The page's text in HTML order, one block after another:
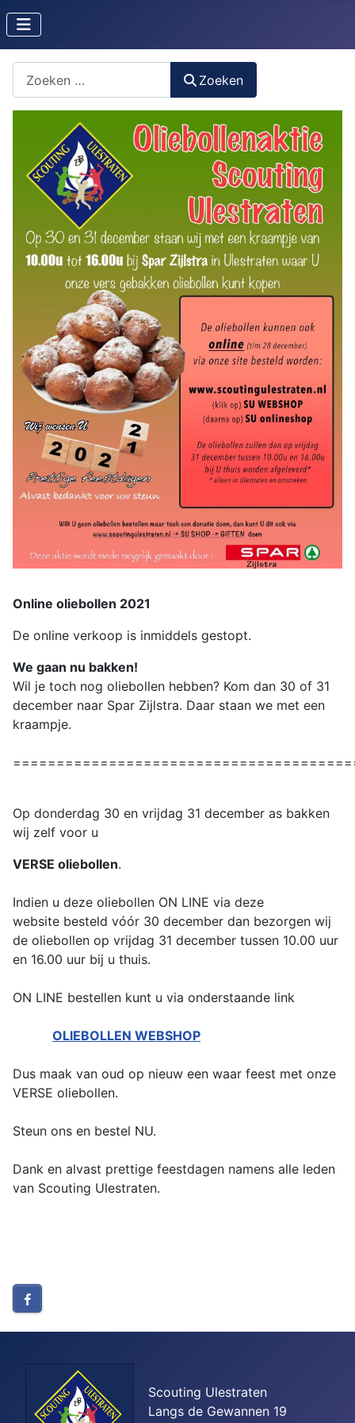
Zoeken
Online oliebollen 2021
De online verkoop is inmiddels gestopt.
We gaan nu bakken!
Wil je toch nog oliebollen hebben? Kom dan 30 of 31
december naar Spar Zijlstra. Daar staan we met een
kraampje.
Op donderdag 30 en vrijdag 31 december as bakken
wij zelf voor u
VERSE oliebollen.
Indien u deze oliebollen ON LINE via deze
website besteld vóór 30 december dan bezorgen wij
de oliebollen op vrijdag 31 december tussen 10.00 uur
en 16.00 uur bij u thuis.
ON LINE bestellen kunt u via onderstaande link
OLIEBOLLEN WEBSHOP
Dus maak van oud op nieuw een waar feest met onze
VERSE oliebollen.
Steun ons en bestel NU.
Dank en alvast prettige feestdagen namens alle leden
van Scouting Ulestraten.
Scouting Ulestraten
Langs de Gewannen 19